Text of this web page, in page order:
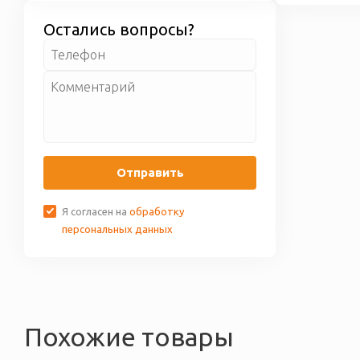
бракованный товар, мы его
обмениваем вам. Более
подробные условия по гарантии
и возврат
Остались вопросы?
Отправить
Я согласен на обработку
персональных данных
Похожие товары